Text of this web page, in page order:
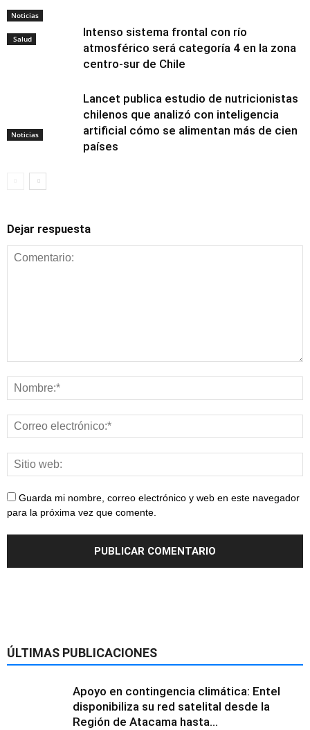
Noticias
Salud
Noticias
Intenso sistema frontal con río
atmosférico será categoría 4 en la zona
centro-sur de Chile
Alimentación y
nutrición
Lancet publica estudio de nutricionistas
chilenos que analizó con inteligencia
artificial cómo se alimentan más de cien
países
Dejar respuesta
Guarda mi nombre, correo electrónico y web en este navegador
para la próxima vez que comente.
ÚLTIMAS PUBLICACIONES
Apoyo en contingencia climática: Entel
disponibiliza su red satelital desde la
Región de Atacama hasta...